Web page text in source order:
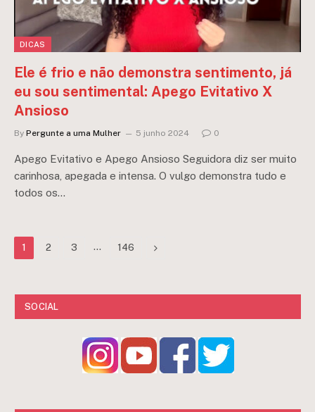
DICAS
Ele é frio e não demonstra sentimento, já
eu sou sentimental: Apego Evitativo X
Ansioso
By Pergunte a uma Mulher 5 junho 2024 0
Apego Evitativo e Apego Ansioso Seguidora diz ser muito
carinhosa, apegada e intensa. O vulgo demonstra tudo e
todos os…
1 2 3 … 146 Next
SOCIAL